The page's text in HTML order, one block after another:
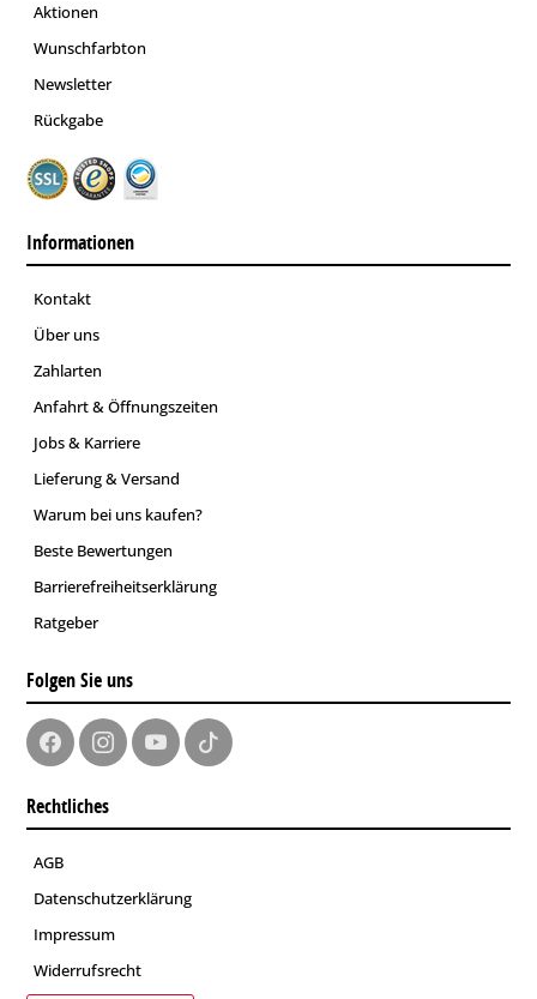
Aktionen
Wunschfarbton
Newsletter
Rückgabe
Informationen
Kontakt
Über uns
Zahlarten
Anfahrt & Öffnungszeiten
Jobs & Karriere
Lieferung & Versand
Warum bei uns kaufen?
Beste Bewertungen
Barrierefreiheitserklärung
Ratgeber
Folgen Sie uns
Rechtliches
AGB
Datenschutzerklärung
Impressum
Widerrufsrecht